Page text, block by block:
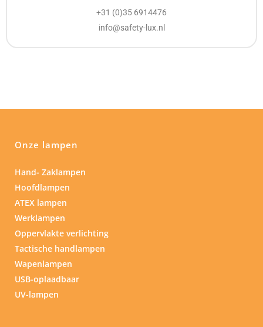
+31 (0)35 6914476
info@safety-lux.nl
Onze lampen
Hand- Zaklampen
Hoofdlampen
ATEX lampen
Werklampen
Oppervlakte verlichting
Tactische handlampen
Wapenlampen
USB-oplaadbaar
UV-lampen